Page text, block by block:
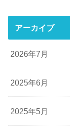
アーカイブ
2026年7月
2025年6月
2025年5月